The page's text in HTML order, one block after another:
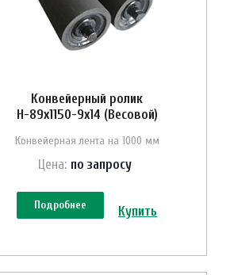
Конвейерный ролик
Н-89х1150-9х14 (Весовой)
Конвейерная лента на 1000 мм
Цена: по запросу
Подробнее Купить